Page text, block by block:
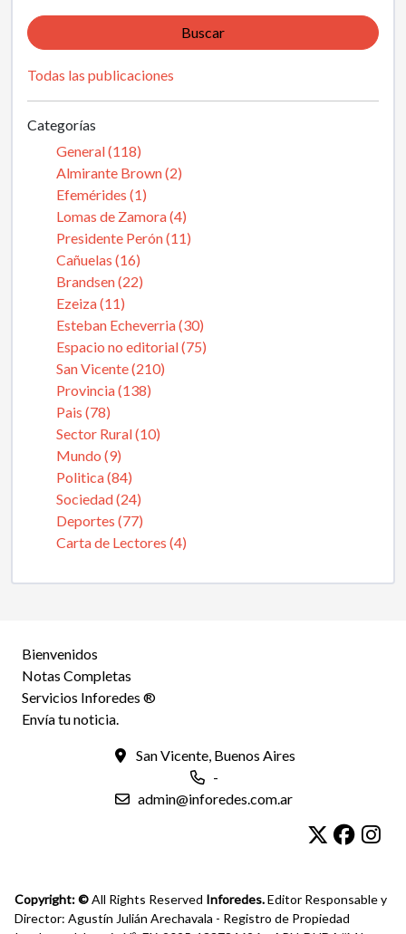
Buscar
Todas las publicaciones
Categorías
General (118)
Almirante Brown (2)
Efemérides (1)
Lomas de Zamora (4)
Presidente Perón (11)
Cañuelas (16)
Brandsen (22)
Ezeiza (11)
Esteban Echeverria (30)
Espacio no editorial (75)
San Vicente (210)
Provincia (138)
Pais (78)
Sector Rural (10)
Mundo (9)
Politica (84)
Sociedad (24)
Deportes (77)
Carta de Lectores (4)
Bienvenidos
Notas Completas
Servicios Inforedes ®
Envía tu noticia.
San Vicente, Buenos Aires
-
admin@inforedes.com.ar
Copyright: ©All Rights Reserved Inforedes.Editor Responsable y
Director: Agustín Julián Arechavala - Registro de Propiedad